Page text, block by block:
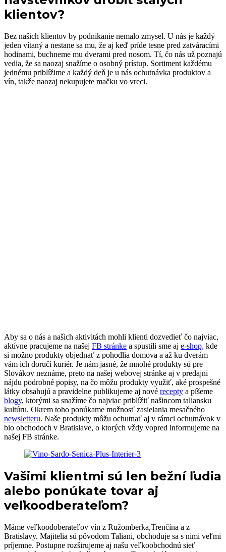
klientov?
Bez našich klientov by podnikanie nemalo zmysel. U nás je každý
jeden vítaný a nestane sa mu, že aj keď príde tesne pred zatváracími
hodinami, buchneme mu dverami pred nosom. Tí, čo nás už poznajú
vedia, že sa naozaj snažíme o osobný prístup. Sortiment každému
jednému priblížime a každý deň je u nás ochutnávka produktov a
vín, takže naozaj nekupujete mačku vo vreci.
Aby sa o nás a našich aktivitách mohli klienti dozvedieť čo najviac,
aktívne pracujeme na našej FB stránke a spustili sme aj e-shop, kde
si možno produkty objednať z pohodlia domova a až ku dverám
vám ich doručí kuriér. Je nám jasné, že mnohé produkty sú pre
Slovákov neznáme, preto na našej webovej stránke aj v predajni
nájdu podrobné popisy, na čo môžu produkty využiť, aké prospešné
látky obsahujú a pravidelne publikujeme aj nové recepty a píšeme
blogy, ktorými sa snažíme čo najviac priblížiť našincom taliansku
kultúru. Okrem toho ponúkame možnosť zasielania mesačného
newsletteru. Naše produkty môžu ochutnať aj v rámci ochutnávok v
bio obchodoch v Bratislave, o ktorých vždy vopred informujeme na
našej FB stránke.
Vašimi klientmi sú len bežní ľudia
alebo ponúkate tovar aj
veľkoodberateľom?
Máme veľkoodoberateľov vín z Ružomberka,Trenčína a z
Bratislavy. Majitelia sú pôvodom Taliani, obchoduje sa s nimi veľmi
príjemne. Postupne rozširujeme aj našu veľkoobchodnú sieť